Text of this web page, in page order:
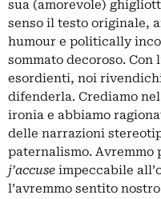
sua (amorevole)
senso il testo originale,
humour e politically
sommato decoroso.
esordienti, noi
difenderla. Crediamo
ironia e abbiamo
delle narrazioni
paternalismo. Avremmo
j’accuse impeccabile
l’avremmo sentito